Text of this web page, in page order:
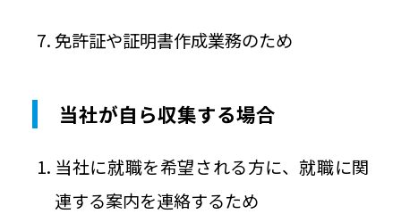
免許証や証明書作成業務のため
当社が自ら収集する場合
当社に就職を希望される方に、就職に関
連する案内を連絡するため